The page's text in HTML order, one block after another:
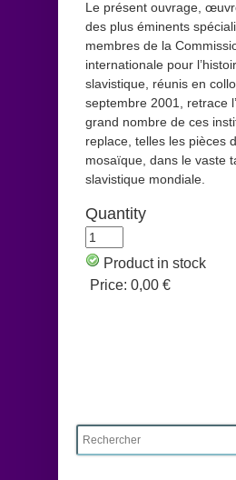
Le présent ouvrage,
des plus éminents
membres de la
internationale pour
slavistique, réunis en
septembre 2001, retrace
grand nombre de ces
replace, telles les pièces
mosaïque, dans le vaste
slavistique mondiale.
Quantity
Product in stock
Price: 0,00 €